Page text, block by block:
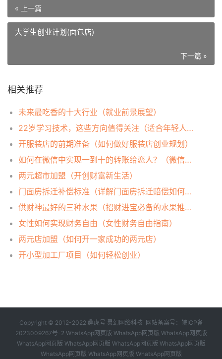
« 上一篇
大学生创业计划(面包店)
下一篇 »
相关推荐
未来最吃香的十大行业（就业前景展望）
22岁学习技术，这些方向值得关注（适合年轻人的热门技术）
开服装店的前期准备（如何做好服装店创业规划）
如何在微信中实现一到十的转账给恋人？（微信转账情侣支付攻略）
两元超市加盟（开创财富新生活）
门面房拆迁补偿标准（详解门面房拆迁赔偿如何计算）
供财神最好的三种水果（招财进宝必备的水果推荐）
女性如何实现财务自由（女性财务自由指南）
两元店加盟（如何开一家成功的两元店）
开小型加工厂项目（如何轻松创业）
Copyright © 2012-2022 趣虎号 灵幻网络科技 网站备案号： 皖ICP备
2023009267号-2 WhatsApp网页版 WhatsApp网页版 WhatsApp网页版
WhatsApp网页版 WhatsApp网页版 WhatsApp网页版 WhatsApp网页版
WhatsApp网页版 WhatsApp网页版 WhatsApp网页版